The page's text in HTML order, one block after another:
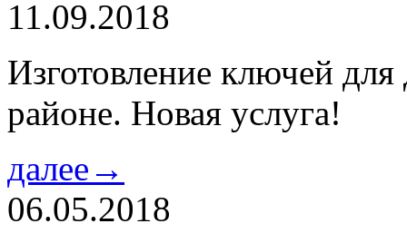
11.09.2018
Изготовление ключей
районе. Новая услуга!
далее→
06.05.2018